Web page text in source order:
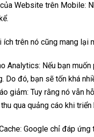
Website trên Mobile:
ích trên nó cũng mang
Analytics: Nếu bạn
Do đó, bạn sẽ tốn khá
giảm: Tuy rằng nó vẫn
qua quảng cáo khi triển
Google chỉ đáp